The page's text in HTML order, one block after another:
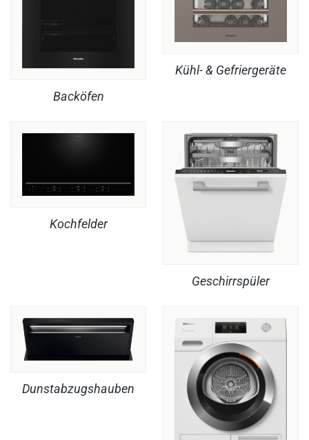
Backöfen
Kühl- & Gefriergeräte
Kochfelder
Geschirrspüler
Dunstabzugshauben